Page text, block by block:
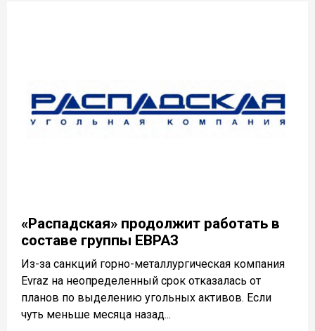
«Распадская» продолжит работать в
составе группы ЕВРАЗ
Из-за санкций горно-металлургическая компания
Evraz на неопределенный срок отказалась от
планов по выделению угольных активов. Если
чуть меньше месяца назад...